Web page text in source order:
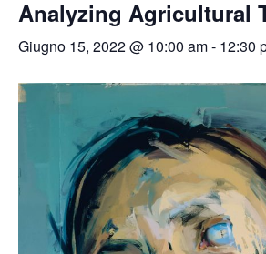
Analyzing Agricultural
Giugno 15, 2022 @ 10:00 am- 12:30